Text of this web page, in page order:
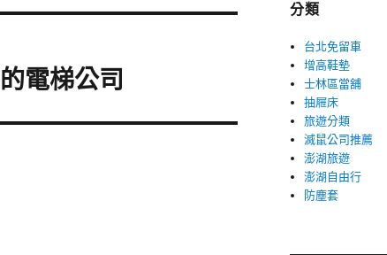
電梯公司
分類
台北免留車
增高鞋墊
士林區當舖
抽屜床
旅遊分類
滅鼠公司推薦
澎湖旅遊
澎湖自由行
防塵套